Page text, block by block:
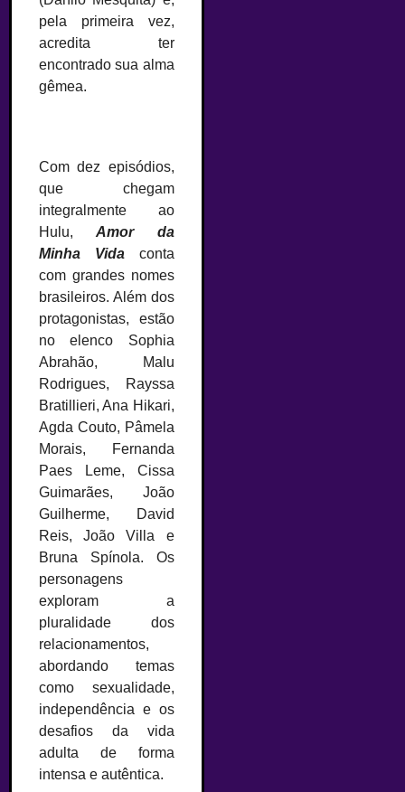
pela primeira vez,
acredita ter
encontrado sua alma
gêmea.
Com dez episódios,
que chegam
integralmente ao
Hulu,Amor da
Minha Vidaconta
com grandes nomes
brasileiros. Além dos
protagonistas, estão
no elenco Sophia
Abrahão, Malu
Rodrigues, Rayssa
Bratillieri, Ana Hikari,
Agda Couto, Pâmela
Morais, Fernanda
Paes Leme, Cissa
Guimarães, João
Guilherme, David
Reis, João Villa e
Bruna Spínola. Os
personagens
exploram a
pluralidade dos
relacionamentos,
abordando temas
como sexualidade,
independência e os
desafios da vida
adulta de forma
intensa e autêntica.